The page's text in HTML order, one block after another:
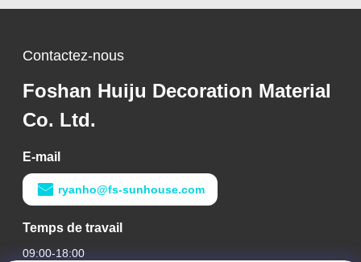
Contactez-nous
Foshan Huiju Decoration Material
Co. Ltd.
E-mail
ryanho@fs-sunhouse.com
Temps de travail
09:00-18:00